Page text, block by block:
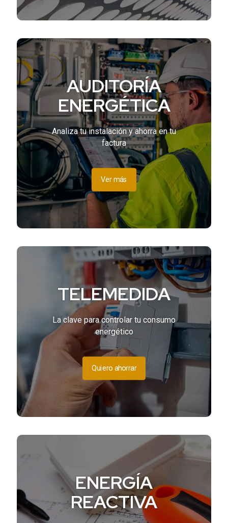
AUDITORÍA
ENERGÉTICA
Analiza tu instalación y ahorra en tu
factura
Ver más
TELEMEDIDA
La clave para controlar tu consumo
energético
Quiero ahorrar
ENERGÍA
REACTIVA